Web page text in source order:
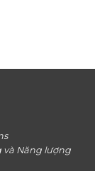
và Năng lượng